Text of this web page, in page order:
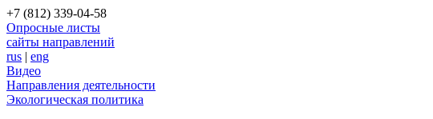
+7 (812) 339-04-58
Опросные листы
сайты направлений
rus | eng
Видео
Направления деятельности
Экологическая политика